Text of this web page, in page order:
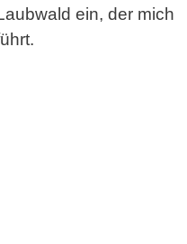
ein, der mich